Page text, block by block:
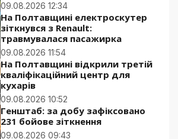
09.08.2026 12:34
На Полтавщині електроскутер
зіткнувся з Renault:
травмувалася пасажирка
09.08.2026 11:54
На Полтавщині відкрили третій
кваліфікаційний центр для
кухарів
09.08.2026 10:52
Генштаб: за добу зафіксовано
231 бойове зіткнення
09.08.2026 09:43